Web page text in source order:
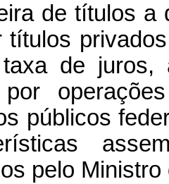
de títulos
títulos
de
públicos
pelo